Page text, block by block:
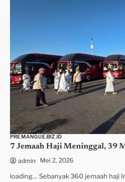
PREMANGUE.BIZ.ID
7 Jemaah Haji Meninggal, 39
admin Mei 2, 2026
loading… Sebanyak 360 jemaah haji